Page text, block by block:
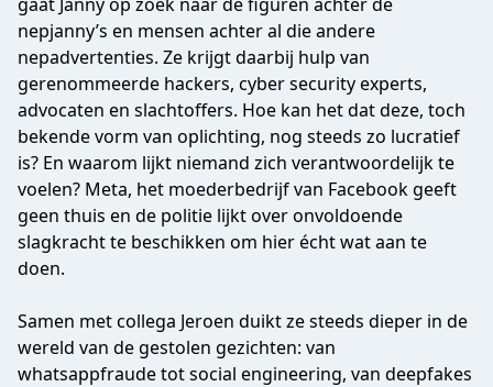
nepjanny’s en mensen achter al die andere
nepadvertenties. Ze krijgt daarbij hulp van
gerenommeerde hackers, cyber security experts,
advocaten en slachtoffers. Hoe kan het dat deze, toch
bekende vorm van oplichting, nog steeds zo lucratief
is? En waarom lijkt niemand zich verantwoordelijk te
voelen? Meta, het moederbedrijf van Facebook geeft
geen thuis en de politie lijkt over onvoldoende
slagkracht te beschikken om hier écht wat aan te
doen.
Samen met collega Jeroen duikt ze steeds dieper in de
wereld van de gestolen gezichten: van
whatsappfraude tot social engineering, van deepfakes